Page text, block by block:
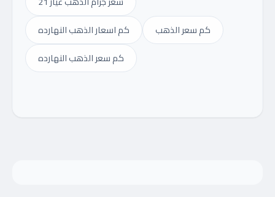
كم اسعار الذهب النهارده
كم سعر الذهب
كم سعر الذهب النهارده